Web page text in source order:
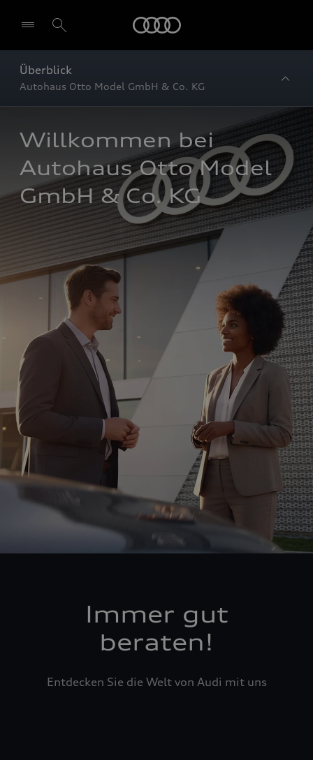
Überblick
Autohaus Otto Model GmbH & Co. KG
Willkommen bei
Autohaus Otto Model
GmbH & Co. KG
Immer gut
beraten!
Entdecken Sie die Welt von Audi mit uns